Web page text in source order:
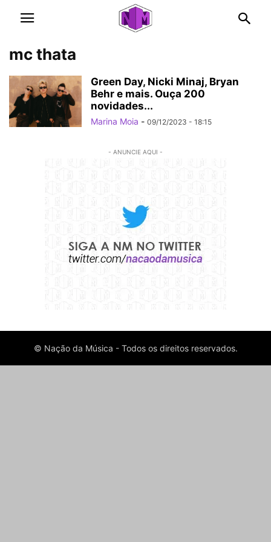
mc thata
Green Day, Nicki Minaj, Bryan
Behr e mais. Ouça 200
novidades...
Marina Moia - 09/12/2023 - 18:15
- ANUNCIE AQUI -
© Nação da Música - Todos os direitos reservados.